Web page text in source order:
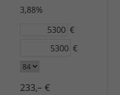
3,88%
€
€
233,– €